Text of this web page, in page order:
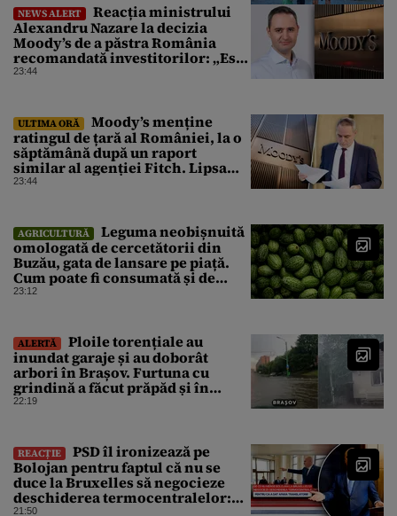
NEWS ALERT
Reacția ministrului
Alexandru Nazare la decizia
Moody’s de a păstra România
recomandată investitorilor: „Este
un răgaz, dar în niciun caz un
23:44
ULTIMA ORĂ
Moody’s menține
ratingul de țară al României, la o
săptămână după un raport
similar al agenției Fitch. Lipsa
unui guvern cu puteri depline,
23:44
AGRICULTURĂ
Leguma neobișnuită
omologată de cercetătorii din
Buzău, gata de lansare pe piață.
Cum poate fi consumată și de
unde provine soiul
23:12
ALERTĂ
Ploile torențiale au
inundat garaje și au doborât
arbori în Brașov. Furtuna cu
grindină a făcut prăpăd și în
Bihor
22:19
REACȚIE
PSD îl ironizează pe
Bolojan pentru faptul că nu se
duce la Bruxelles să negocieze
deschiderea termocentralelor:
21:50